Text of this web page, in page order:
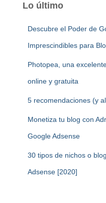
Lo último
Descubre el Poder de
Imprescindibles para
Photopea, una
online y gratuita
5 recomendaciones (y
Monetiza tu blog con
Google Adsense
30 tipos de nichos o
Adsense [2020]